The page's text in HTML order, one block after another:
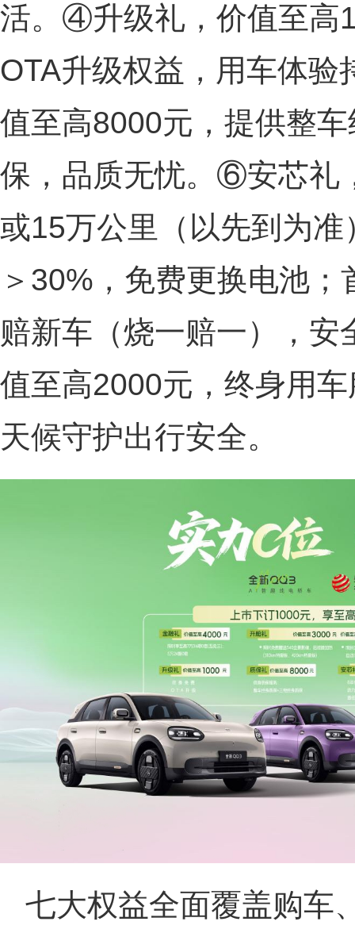
活。④升级礼，价值至高
OTA升级权益，用车体
值至高8000元，提供整
保，品质无忧。⑥安芯礼
或15万公里（以先到为
＞30%，免费更换电池
赔新车（烧一赔一），
值至高2000元，终身用
天候守护出行安全。
七大权益全面覆盖购车